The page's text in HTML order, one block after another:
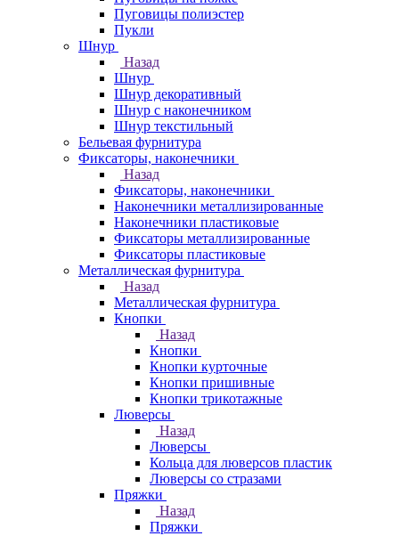
Пуговицы полиэстер
Пукли
Шнур
Назад
Шнур
Шнур декоративный
Шнур с наконечником
Шнур текстильный
Бельевая фурнитура
Фиксаторы, наконечники
Назад
Фиксаторы, наконечники
Наконечники металлизированные
Наконечники пластиковые
Фиксаторы металлизированные
Фиксаторы пластиковые
Металлическая фурнитура
Назад
Металлическая фурнитура
Кнопки
Назад
Кнопки
Кнопки курточные
Кнопки пришивные
Кнопки трикотажные
Люверсы
Назад
Люверсы
Кольца для люверсов пластик
Люверсы со стразами
Пряжки
Назад
Пряжки